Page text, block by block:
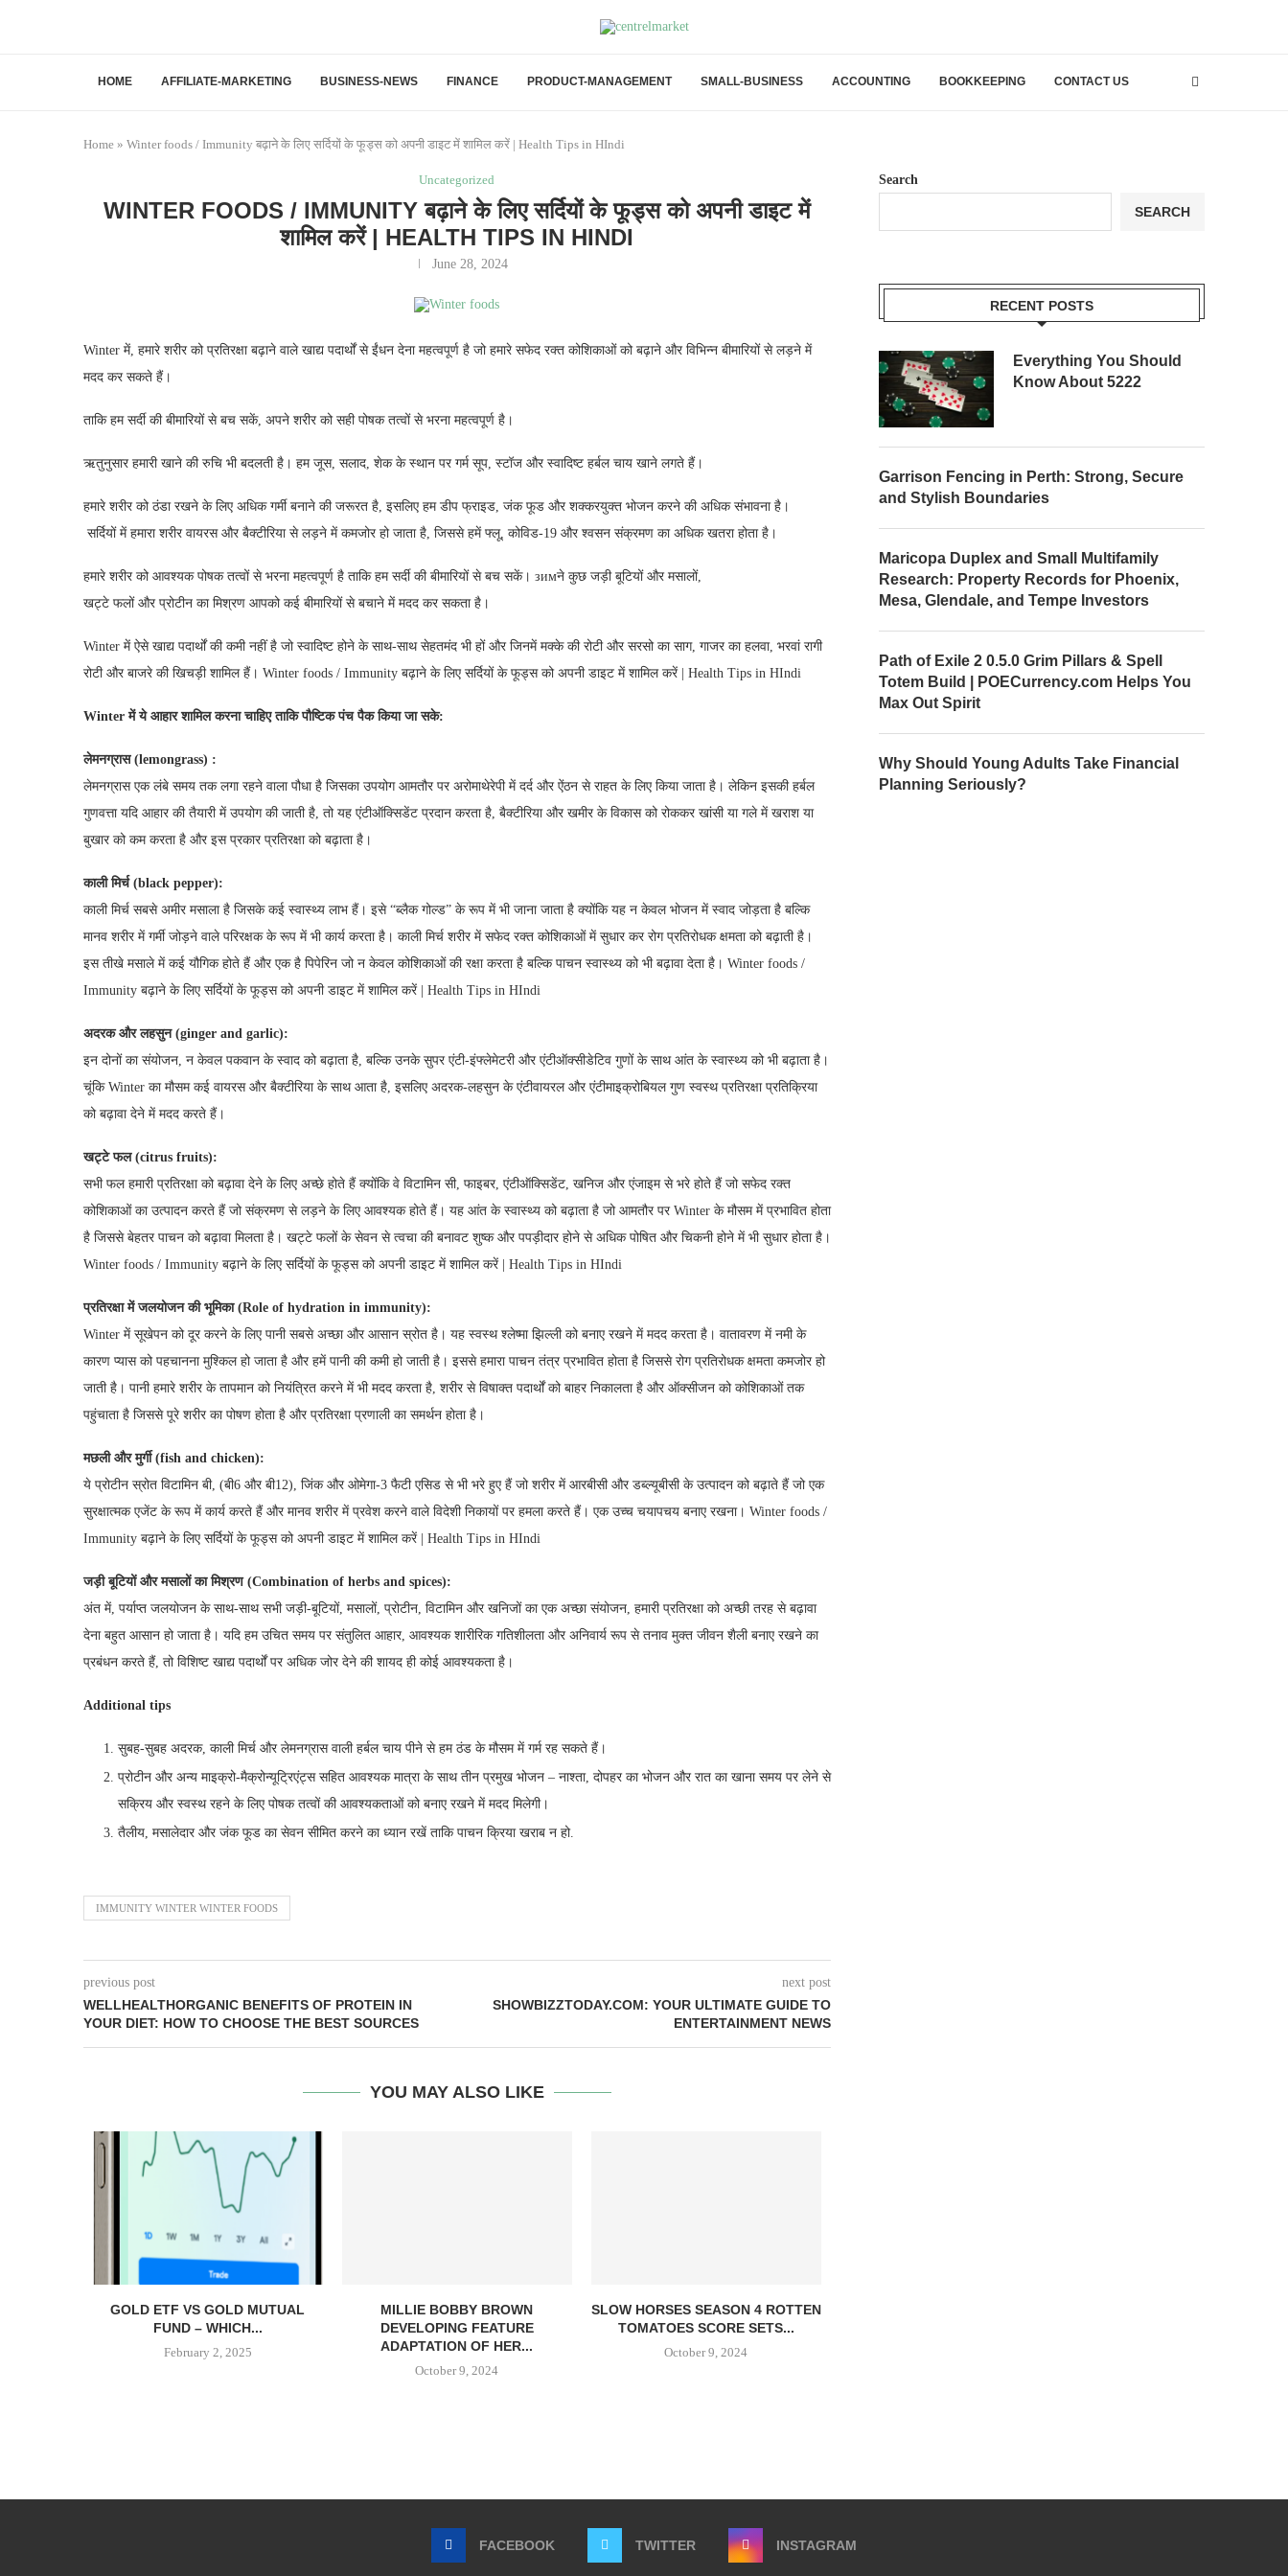
HOME AFFILIATE-MARKETING BUSINESS-NEWS FINANCE PRODUCT-MANAGEMENT SMALL-BUSINESS ACCOUNTING BOOKKEEPING CONTACT US
Home » Winter foods / Immunity बढ़ाने के लिए सर्दियों के फूड्स को अपनी डाइट में शामिल करें | Health Tips in HIndi
Uncategorized
WINTER FOODS / IMMUNITY बढ़ाने के लिए सर्दियों के फूड्स को अपनी डाइट में
शामिल करें | HEALTH TIPS IN HINDI
June 28, 2024
Winter में, हमारे शरीर को प्रतिरक्षा बढ़ाने वाले खाद्य पदार्थों से ईंधन देना महत्वपूर्ण है जो हमारे सफेद रक्त कोशिकाओं को बढ़ाने और विभिन्न बीमारियों से लड़ने में
मदद कर सकते हैं।
ताकि हम सर्दी की बीमारियों से बच सकें, अपने शरीर को सही पोषक तत्वों से भरना महत्वपूर्ण है।
ऋतुनुसार हमारी खाने की रुचि भी बदलती है। हम जूस, सलाद, शेक के स्थान पर गर्म सूप, स्टॉज और स्वादिष्ट हर्बल चाय खाने लगते हैं।
हमारे शरीर को ठंडा रखने के लिए अधिक गर्मी बनाने की जरूरत है, इसलिए हम डीप फ्राइड, जंक फूड और शक्करयुक्त भोजन करने की अधिक संभावना है।
सर्दियों में हमारा शरीर वायरस और बैक्टीरिया से लड़ने में कमजोर हो जाता है, जिससे हमें फ्लू, कोविड-19 और श्वसन संक्रमण का अधिक खतरा होता है।
हमारे शरीर को आवश्यक पोषक तत्वों से भरना महत्वपूर्ण है ताकि हम सर्दी की बीमारियों से बच सकें। зимने कुछ जड़ी बूटियों और मसालों,
खट्टे फलों और प्रोटीन का मिश्रण आपको कई बीमारियों से बचाने में मदद कर सकता है।
Winter में ऐसे खाद्य पदार्थों की कमी नहीं है जो स्वादिष्ट होने के साथ-साथ सेहतमंद भी हों और जिनमें मक्के की रोटी और सरसो का साग, गाजर का हलवा, भरवां रागी
रोटी और बाजरे की खिचड़ी शामिल हैं। Winter foods / Immunity बढ़ाने के लिए सर्दियों के फूड्स को अपनी डाइट में शामिल करें | Health Tips in HIndi
Winterमें ये आहार शामिल करना चाहिए ताकि पौष्टिक पंच पैक किया जा सके:
लेमनग्रास (lemongrass) :
लेमनग्रास एक लंबे समय तक लगा रहने वाला पौधा है जिसका उपयोग आमतौर पर अरोमाथेरेपी में दर्द और ऐंठन से राहत के लिए किया जाता है। लेकिन इसकी हर्बल
गुणवत्ता यदि आहार की तैयारी में उपयोग की जाती है, तो यह एंटीऑक्सिडेंट प्रदान करता है, बैक्टीरिया और खमीर के विकास को रोककर खांसी या गले में खराश या
बुखार को कम करता है और इस प्रकार प्रतिरक्षा को बढ़ाता है।
काली मिर्च (black pepper):
काली मिर्च सबसे अमीर मसाला है जिसके कई स्वास्थ्य लाभ हैं। इसे “ब्लैक गोल्ड” के रूप में भी जाना जाता है क्योंकि यह न केवल भोजन में स्वाद जोड़ता है बल्कि
मानव शरीर में गर्मी जोड़ने वाले परिरक्षक के रूप में भी कार्य करता है। काली मिर्च शरीर में सफेद रक्त कोशिकाओं में सुधार कर रोग प्रतिरोधक क्षमता को बढ़ाती है।
इस तीखे मसाले में कई यौगिक होते हैं और एक है पिपेरिन जो न केवल कोशिकाओं की रक्षा करता है बल्कि पाचन स्वास्थ्य को भी बढ़ावा देता है। Winter foods /
Immunity बढ़ाने के लिए सर्दियों के फूड्स को अपनी डाइट में शामिल करें | Health Tips in HIndi
अदरक और लहसुन (ginger and garlic):
इन दोनों का संयोजन, न केवल पकवान के स्वाद को बढ़ाता है, बल्कि उनके सुपर एंटी-इंफ्लेमेटरी और एंटीऑक्सीडेटिव गुणों के साथ आंत के स्वास्थ्य को भी बढ़ाता है।
चूंकि Winter का मौसम कई वायरस और बैक्टीरिया के साथ आता है, इसलिए अदरक-लहसुन के एंटीवायरल और एंटीमाइक्रोबियल गुण स्वस्थ प्रतिरक्षा प्रतिक्रिया
को बढ़ावा देने में मदद करते हैं।
खट्टे फल (citrus fruits):
सभी फल हमारी प्रतिरक्षा को बढ़ावा देने के लिए अच्छे होते हैं क्योंकि वे विटामिन सी, फाइबर, एंटीऑक्सिडेंट, खनिज और एंजाइम से भरे होते हैं जो सफेद रक्त
कोशिकाओं का उत्पादन करते हैं जो संक्रमण से लड़ने के लिए आवश्यक होते हैं। यह आंत के स्वास्थ्य को बढ़ाता है जो आमतौर पर Winter के मौसम में प्रभावित होता
है जिससे बेहतर पाचन को बढ़ावा मिलता है। खट्टे फलों के सेवन से त्वचा की बनावट शुष्क और पपड़ीदार होने से अधिक पोषित और चिकनी होने में भी सुधार होता है।
Winter foods / Immunity बढ़ाने के लिए सर्दियों के फूड्स को अपनी डाइट में शामिल करें | Health Tips in HIndi
प्रतिरक्षा में जलयोजन की भूमिका (Role of hydration in immunity):
Winter में सूखेपन को दूर करने के लिए पानी सबसे अच्छा और आसान स्रोत है। यह स्वस्थ श्लेष्मा झिल्ली को बनाए रखने में मदद करता है। वातावरण में नमी के
कारण प्यास को पहचानना मुश्किल हो जाता है और हमें पानी की कमी हो जाती है। इससे हमारा पाचन तंत्र प्रभावित होता है जिससे रोग प्रतिरोधक क्षमता कमजोर हो
जाती है। पानी हमारे शरीर के तापमान को नियंत्रित करने में भी मदद करता है, शरीर से विषाक्त पदार्थों को बाहर निकालता है और ऑक्सीजन को कोशिकाओं तक
पहुंचाता है जिससे पूरे शरीर का पोषण होता है और प्रतिरक्षा प्रणाली का समर्थन होता है।
मछली और मुर्गी (fish and chicken):
ये प्रोटीन स्रोत विटामिन बी, (बी6 और बी12), जिंक और ओमेगा-3 फैटी एसिड से भी भरे हुए हैं जो शरीर में आरबीसी और डब्ल्यूबीसी के उत्पादन को बढ़ाते हैं जो एक
सुरक्षात्मक एजेंट के रूप में कार्य करते हैं और मानव शरीर में प्रवेश करने वाले विदेशी निकायों पर हमला करते हैं। एक उच्च चयापचय बनाए रखना। Winter foods /
Immunity बढ़ाने के लिए सर्दियों के फूड्स को अपनी डाइट में शामिल करें | Health Tips in HIndi
जड़ी बूटियों और मसालों का मिश्रण (Combination of herbs and spices):
अंत में, पर्याप्त जलयोजन के साथ-साथ सभी जड़ी-बूटियों, मसालों, प्रोटीन, विटामिन और खनिजों का एक अच्छा संयोजन, हमारी प्रतिरक्षा को अच्छी तरह से बढ़ावा
देना बहुत आसान हो जाता है। यदि हम उचित समय पर संतुलित आहार, आवश्यक शारीरिक गतिशीलता और अनिवार्य रूप से तनाव मुक्त जीवन शैली बनाए रखने का
प्रबंधन करते हैं, तो विशिष्ट खाद्य पदार्थों पर अधिक जोर देने की शायद ही कोई आवश्यकता है।
Additional tips
सुबह-सुबह अदरक, काली मिर्च और लेमनग्रास वाली हर्बल चाय पीने से हम ठंड के मौसम में गर्म रह सकते हैं।
प्रोटीन और अन्य माइक्रो-मैक्रोन्यूट्रिएंट्स सहित आवश्यक मात्रा के साथ तीन प्रमुख भोजन – नाश्ता, दोपहर का भोजन और रात का खाना समय पर लेने से
सक्रिय और स्वस्थ रहने के लिए पोषक तत्वों की आवश्यकताओं को बनाए रखने में मदद मिलेगी।
तैलीय, मसालेदार और जंक फूड का सेवन सीमित करने का ध्यान रखें ताकि पाचन क्रिया खराब न हो.
IMMUNITY WINTER WINTER FOODS
previous post
WELLHEALTHORGANIC BENEFITS OF PROTEIN IN
YOUR DIET: HOW TO CHOOSE THE BEST SOURCES
next post
SHOWBIZZTODAY.COM: YOUR ULTIMATE GUIDE TO
ENTERTAINMENT NEWS
YOU MAY ALSO LIKE
GOLD ETF VS GOLD MUTUAL
FUND – WHICH...
February 2, 2025
MILLIE BOBBY BROWN
DEVELOPING FEATURE
ADAPTATION OF HER...
October 9, 2024
SLOW HORSES SEASON 4 ROTTEN
TOMATOES SCORE SETS...
October 9, 2024
Search
SEARCH
RECENT POSTS
Everything You Should
Know About 5222
Garrison Fencing in Perth: Strong, Secure
and Stylish Boundaries
Maricopa Duplex and Small Multifamily
Research: Property Records for Phoenix,
Mesa, Glendale, and Tempe Investors
Path of Exile 2 0.5.0 Grim Pillars & Spell
Totem Build | POECurrency.com Helps You
Max Out Spirit
Why Should Young Adults Take Financial
Planning Seriously?
FACEBOOK TWITTER INSTAGRAM